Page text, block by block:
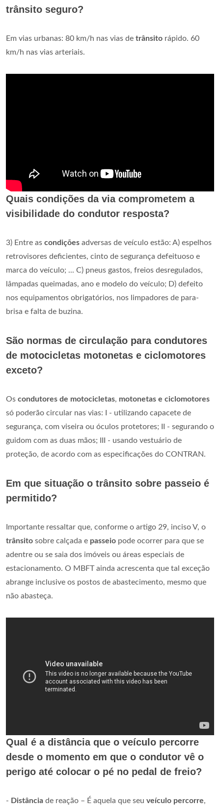
trânsito seguro?
Em vias urbanas: 80 km/h nas vias de trânsito rápido. 60
km/h nas vias arteriais.
Quais condições da via comprometem a
visibilidade do condutor resposta?
3) Entre as condições adversas de veículo estão: A) espelhos
retrovisores deficientes, cinto de segurança defeituoso e
marca do veículo; ... C) pneus gastos, freios desregulados,
lâmpadas queimadas, ano e modelo do veículo; D) defeito
nos equipamentos obrigatórios, nos limpadores de para-
brisa e falta de buzina.
São normas de circulação para condutores
de motocicletas motonetas e ciclomotores
exceto?
Os condutores de motocicletas, motonetas e ciclomotores
só poderão circular nas vias: I - utilizando capacete de
segurança, com viseira ou óculos protetores; II - segurando o
guidom com as duas mãos; III - usando vestuário de
proteção, de acordo com as especificações do CONTRAN.
Em que situação o trânsito sobre passeio é
permitido?
Importante ressaltar que, conforme o artigo 29, inciso V, o
trânsito sobre calçada e passeio pode ocorrer para que se
adentre ou se saia dos imóveis ou áreas especiais de
estacionamento. O MBFT ainda acrescenta que tal exceção
abrange inclusive os postos de abastecimento, mesmo que
não abasteça.
Qual é a distância que o veículo percorre
desde o momento em que o condutor vê o
perigo até colocar o pé no pedal de freio?
- Distância de reação – É aquela que seu veículo percorre,